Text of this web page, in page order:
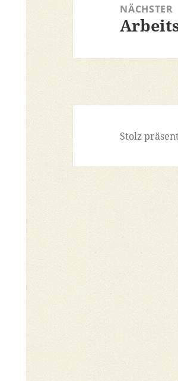
NÄCHSTER
Nächster
Stolz